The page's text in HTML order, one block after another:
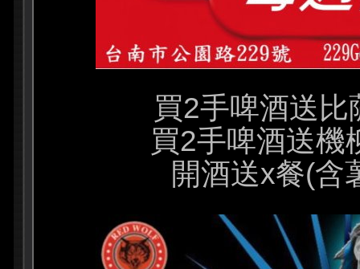
買2手啤酒送
買2手啤酒送機
開酒送x餐(含